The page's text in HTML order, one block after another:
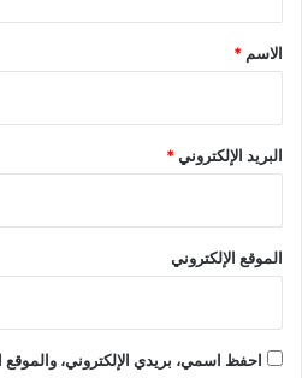
*
الاسم *
البريد الإلكتروني*
الموقع الإلكتروني
احفظ اسمي، بريدي الإلكتروني، والموقع